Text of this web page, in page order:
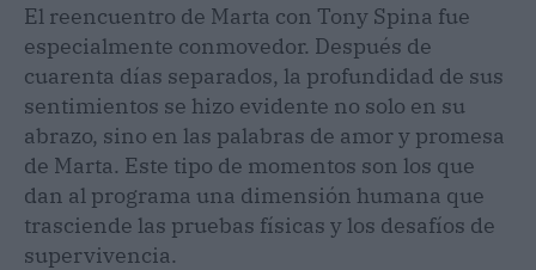
El reencuentro de Marta con Tony Spina fue
especialmente conmovedor. Después de
cuarenta días separados, la profundidad de sus
sentimientos se hizo evidente no solo en su
abrazo, sino en las palabras de amor y promesa
de Marta. Este tipo de momentos son los que
dan al programa una dimensión humana que
trasciende las pruebas físicas y los desafíos de
supervivencia.